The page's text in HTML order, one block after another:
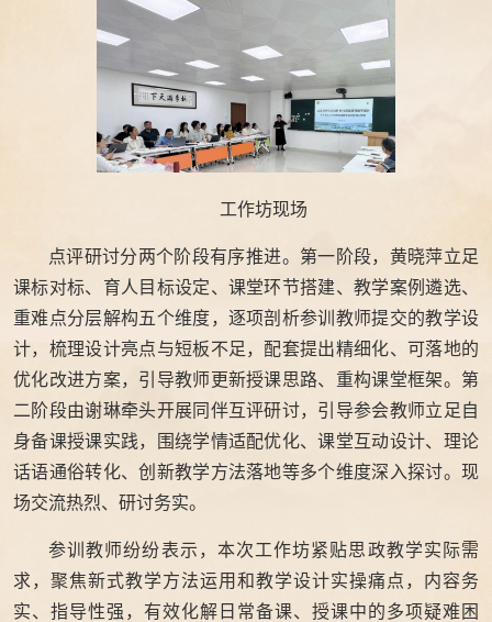
工作坊现场
点评研讨分两个阶段有序推进。第一阶段，黄晓萍立足
课标对标、育人目标设定、课堂环节搭建、教学案例遴选、
重难点分层解构五个维度，逐项剖析参训教师提交的教学设
计，梳理设计亮点与短板不足，配套提出精细化、可落地的
优化改进方案，引导教师更新授课思路、重构课堂框架。第
二阶段由谢琳牵头开展同伴互评研讨，引导参会教师立足自
身备课授课实践，围绕学情适配优化、课堂互动设计、理论
话语通俗转化、创新教学方法落地等多个维度深入探讨。现
场交流热烈、研讨务实。
参训教师纷纷表示，本次工作坊紧贴思政教学实际需
求，聚焦新式教学方法运用和教学设计实操痛点，内容务
实、指导性强，有效化解日常备课、授课中的多项疑难困